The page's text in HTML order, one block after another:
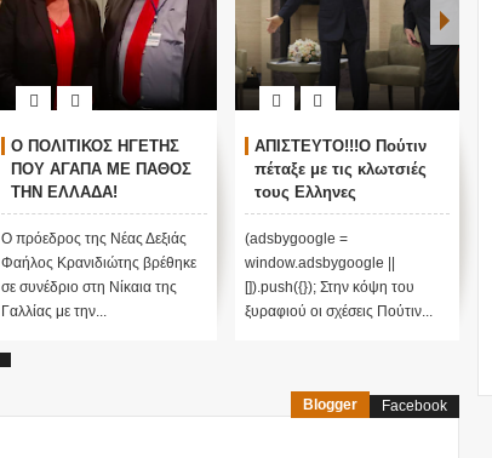
Ο ΠΟΛΙΤΙΚΟΣ ΗΓΕΤΗΣ
ΠΟΥ ΑΓΑΠΑ ΜΕ ΠΑΘΟΣ
ΤΗΝ ΕΛΛΑΔΑ!
Κρανιδιώτης και Μαρίν
Λεπέν ενάντια στην
ισοπέδωση της
παγκοσμιοποίησης και
τον εποικισμό...!!!
Ο πρόεδρος της Νέας Δεξιάς
Φαήλος Κρανιδιώτης βρέθηκε
σε συνέδριο στη Νίκαια της
Γαλλίας με την...
ΑΠΙΣΤΕΥΤΟ!!!Ο Πούτιν
πέταξε με τις κλωτσιές
τους Ελληνες
αστυνομικούς από το
Αγιο Ορος!!! Παγωμένες
οι σχέσεις Αθήνας
Μόσχας!!!
(adsbygoogle =
window.adsbygoogle ||
[]).push({}); Στην κόψη του
ξυραφιού οι σχέσεις Πούτιν...
Blogger Facebook